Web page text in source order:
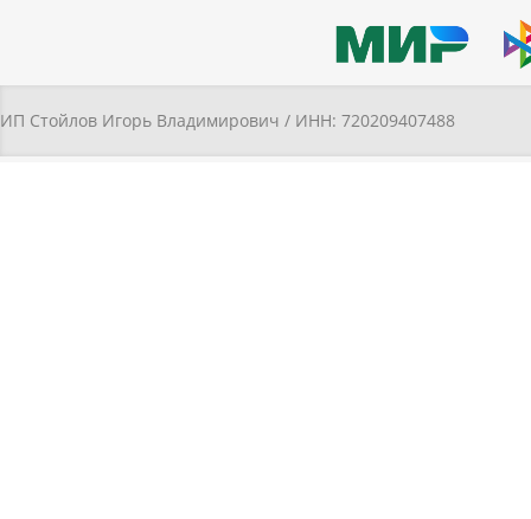
ИП Стойлов Игорь Владимирович / ИНН: 720209407488